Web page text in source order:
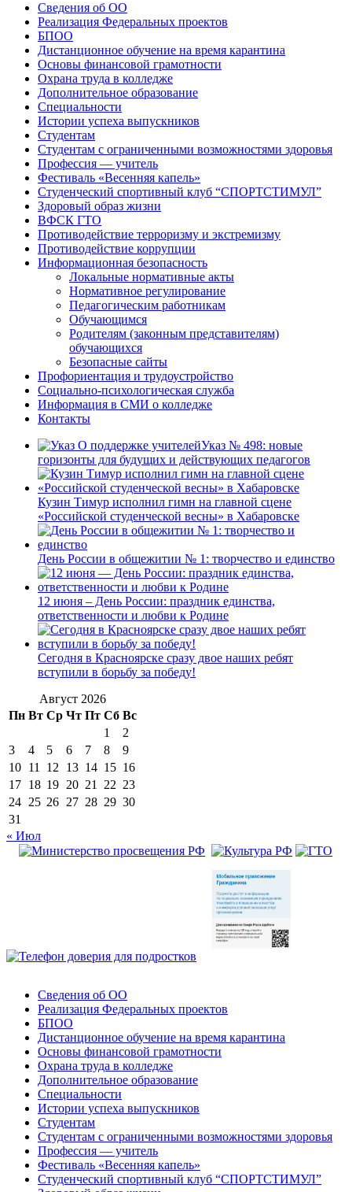
Сведения об ОО
Реализация Федеральных проектов
БПОО
Дистанционное обучение на время карантина
Основы финансовой грамотности
Охрана труда в колледже
Дополнительное образование
Специальности
Истории успеха выпускников
Студентам
Студентам с ограниченными возможностями здоровья
Профессия — учитель
Фестиваль «Весенняя капель»
Студенческий спортивный клуб “СПОРТСТИМУЛ”
Здоровый образ жизни
ВФСК ГТО
Противодействие терроризму и экстремизму
Противодействие коррупции
Информационная безопасность
Локальные нормативные акты
Нормативное регулирование
Педагогическим работникам
Обучающимся
Родителям (законным представителям)
обучающихся
Безопасные сайты
Профориентация и трудоустройство
Социально-психологическая служба
Информация в СМИ о колледже
Контакты
Указ № 498: новые
горизонты для будущих и действующих педагогов
Кузин Тимур исполнил гимн на главной сцене
«Российской студенческой весны» в Хабаровске
День России в общежитии № 1: творчество и единство
12 июня – День России: праздник единства,
ответственности и любви к Родине
Сегодня в Красноярске сразу двое наших ребят
вступили в борьбу за победу!
Август 2026
Пн Вт Ср Чт Пт Сб Вс
1
2
3
4 5 6 7 8
9
10 11 12 13 14 15 16
17 18 19 20 21 22 23
24 25 26 27 28 29 30
31
« Июл
Сведения об ОО
Реализация Федеральных проектов
БПОО
Дистанционное обучение на время карантина
Основы финансовой грамотности
Охрана труда в колледже
Дополнительное образование
Специальности
Истории успеха выпускников
Студентам
Студентам с ограниченными возможностями здоровья
Профессия — учитель
Фестиваль «Весенняя капель»
Студенческий спортивный клуб “СПОРТСТИМУЛ”